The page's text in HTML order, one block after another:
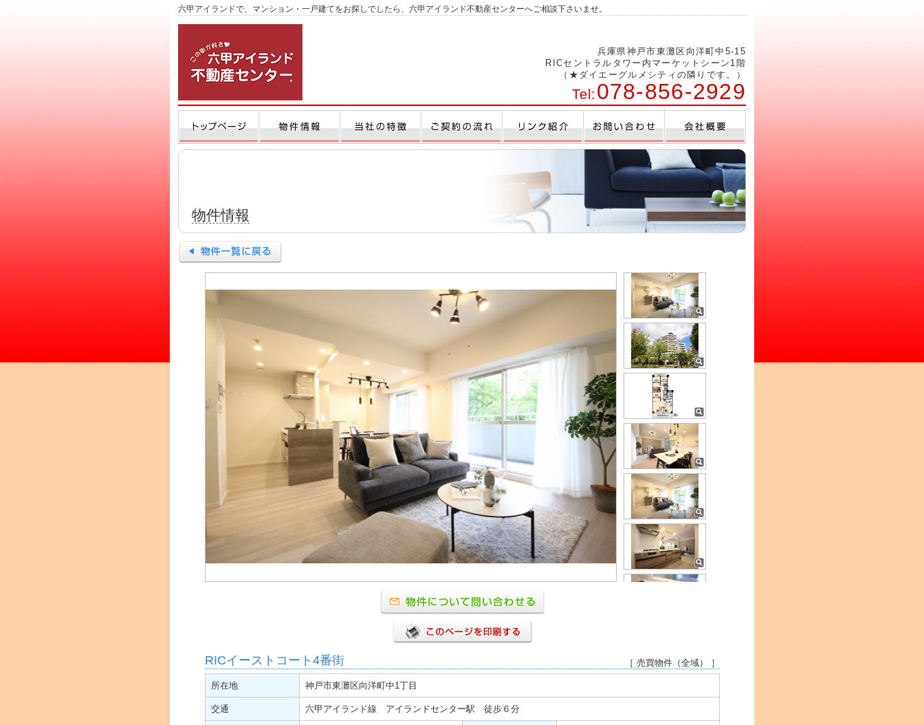
六甲アイランドで、マンション・一戸建てをお探しでしたら、六甲アイランド不動産センターへご相談下さいませ。
兵庫県神戸市東灘区向洋町中5-15
RICセントラルタワー内マーケットシーン1階
（★ダイエーグルメシティの隣りです。）
Tel: 078-856-2929
物件情報
RICイーストコート4番街 ［ 売買物件（全域） ］
所在地 神戸市東灘区向洋町中1丁目
交通 六甲アイランド線 アイランドセンター駅 徒歩６分